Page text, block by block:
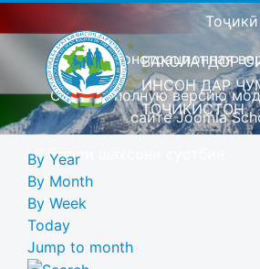
Тоҷикӣ
Это демонстрационная
Скачать полную версию
сайте Joomla
Барои шахсони сустбин
ВАКОЛАТДОР
ИНСОН ДАР
ТОҶИКИСТОН
By Year
By Month
By Week
Today
Jump to month